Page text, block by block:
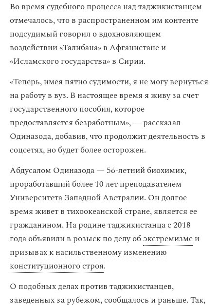
Во время судебного процесса над таджикистанцем
отмечалось, что в распространенном им контенте
подсудимый говорил о вдохновляющем
воздействии «Талибана» в Афганистане и
«Исламского государства» в Сирии.
«Теперь, имея пятно судимости, я не могу вернуться
на работу в вуз. В настоящее время я живу за счет
государственного пособия, которое
предоставляется безработным», — рассказал
Одиназода, добавив, что продолжит деятельность в
соцсетях, но будет более осторожен.
Абдусалом Одиназода — 56-летний биохимик,
проработавший более 10 лет преподавателем
Университета Западной Австралии. Он долгое
время живет в тихоокеанской стране, является ее
гражданином. На родине таджикистанца с 2018
года объявили в розыск по делу обэкстремизмеи
призывах к насильственному изменению
конституционного строя.
О подобных делах против таджикистанцев,
заведенных за рубежом, сообщалось и раньше. Так,